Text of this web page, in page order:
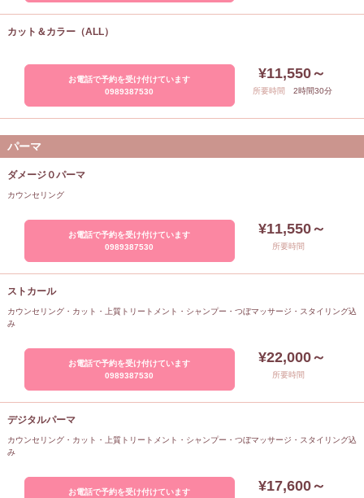
カット＆カラー（ALL）
¥11,550～
所要時間 2時間30分
お電話で予約を受け付けています
0989387530
パーマ
ダメージ０パーマ
カウンセリング
¥11,550～
所要時間
お電話で予約を受け付けています
0989387530
ストカール
カウンセリング・カット・上質トリートメント・シャンプー・つぼマッサージ・スタイリング込
み
¥22,000～
所要時間
お電話で予約を受け付けています
0989387530
デジタルパーマ
カウンセリング・カット・上質トリートメント・シャンプー・つぼマッサージ・スタイリング込
み
¥17,600～
お電話で予約を受け付けています